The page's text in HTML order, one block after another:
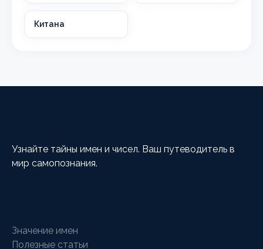
Китана
Узнайте тайны имен и чисел. Ваш путеводитель в
мир самопознания.
Значение имен
Полезные статьи